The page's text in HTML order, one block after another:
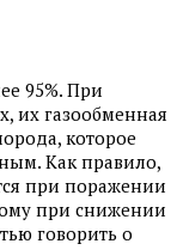
95%. При
их газообменная
которое
Как правило,
при поражении
при снижении
говорить о